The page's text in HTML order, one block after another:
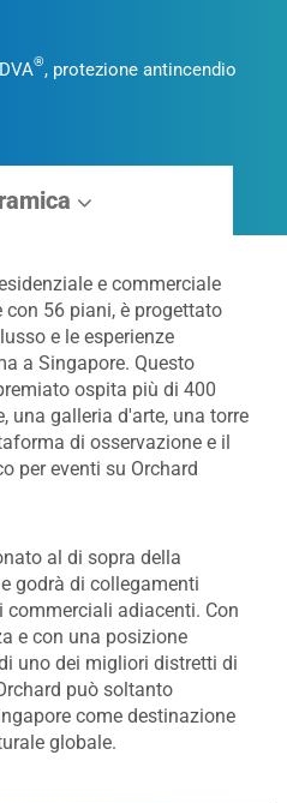
®, protezione antincendio
e commerciale
56 piani, è progettato
e le esperienze
a Singapore. Questo
ospita più di 400
una galleria d'arte, una torre
di osservazione e il
per eventi su Orchard
al di sopra della
godrà di collegamenti
adiacenti. Con
e con una posizione
uno dei migliori distretti di
può soltanto
come destinazione
globale.